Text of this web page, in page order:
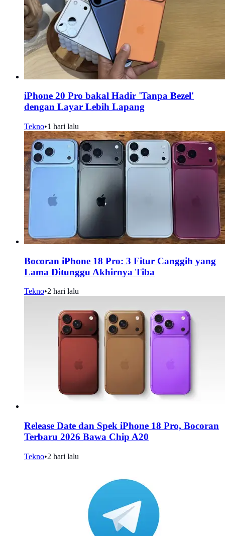
iPhone 20 Pro bakal Hadir 'Tanpa Bezel'
dengan Layar Lebih Lapang
Tekno•1 hari lalu
Bocoran iPhone 18 Pro: 3 Fitur Canggih yang
Lama Ditunggu Akhirnya Tiba
Tekno•2 hari lalu
Release Date dan Spek iPhone 18 Pro, Bocoran
Terbaru 2026 Bawa Chip A20
Tekno•2 hari lalu